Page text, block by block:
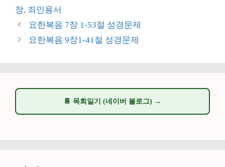
리
그
장, 죄인용서
요한복음 7장 1-53절 성경문제
요한복음 9장1-41절 성경문제
📔 목회일기 (네이버 블로그) →